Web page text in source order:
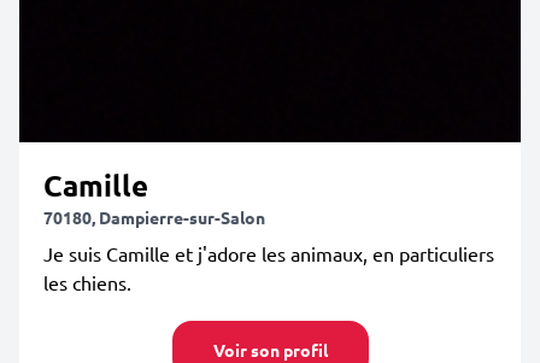
Camille
70180, Dampierre-sur-Salon
Je suis Camille et j'adore les animaux, en particuliers
les chiens.
Voir son profil